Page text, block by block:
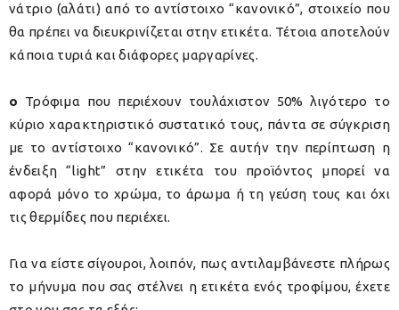
νάτριο (αλάτι) από το αντίστοιχο “κανονικό”, στοιχείο που
θα πρέπει να διευκρινίζεται στην ετικέτα. Τέτοια αποτελούν
κάποια τυριά και διάφορες μαργαρίνες.
o Τρόφιμα που περιέχουν τουλάχιστον 50% λιγότερο το
κύριο χαρακτηριστικό συστατικό τους, πάντα σε σύγκριση
με το αντίστοιχο “κανονικό”. Σε αυτήν την περίπτωση η
ένδειξη “light” στην ετικέτα του προϊόντος μπορεί να
αφορά μόνο το χρώμα, το άρωμα ή τη γεύση τους και όχι
τις θερμίδες που περιέχει.
Για να είστε σίγουροι, λοιπόν, πως αντιλαμβάνεστε πλήρως
το μήνυμα που σας στέλνει η ετικέτα ενός τροφίμου, έχετε